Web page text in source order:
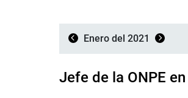
Enero del 2021
Jefe de la ONPE